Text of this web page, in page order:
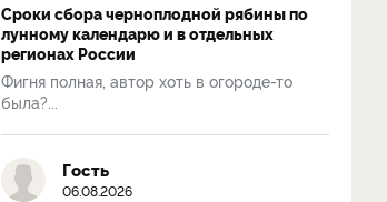
Сроки сбора черноплодной рябины по
лунному календарю и в отдельных
регионах России
Фигня полная, автор хоть в огороде-то
была?...
Гость
06.08.2026